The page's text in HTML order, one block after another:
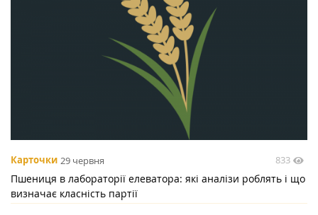
Карточки 29 червня 833
Пшениця в лабораторії елеватора: які аналізи роблять і що
визначає класність партії